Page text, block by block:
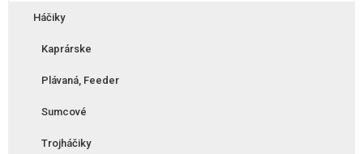
Háčiky
Kaprárske
Plávaná, Feeder
Sumcové
Trojháčiky